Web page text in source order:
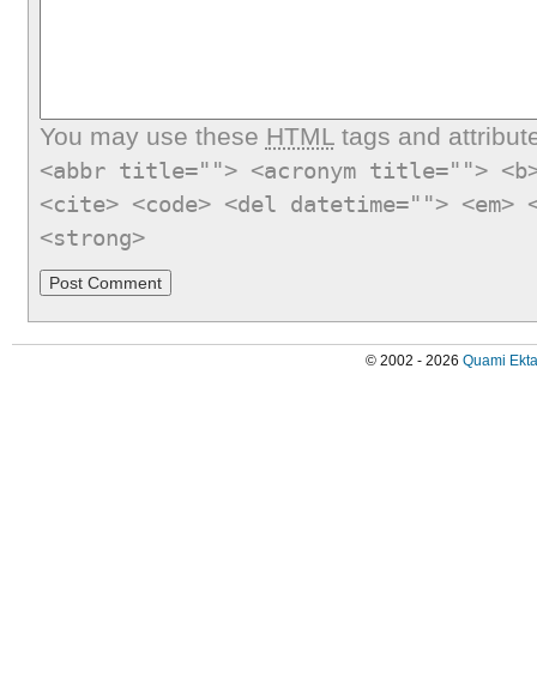
You may use these HTMLtags and
<abbr title=""> <acronym title="">
<cite> <code> <del datetime="">
<strong>
© 2002 - 2026 Quami